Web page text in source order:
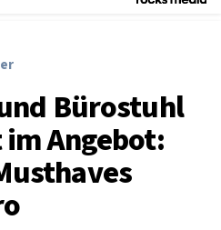
Bürostuhl
Angebot: